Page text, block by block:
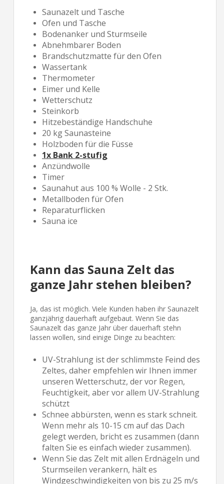
Saunazelt und Tasche
Ofen und Tasche
Bodenanker und Sturmseile
Abnehmbarer Boden
Brandschutzmatte für den Ofen
Wassertank
Thermometer
Eimer und Kelle
Wetterschutz
Steinkorb
Hitzebeständige Handschuhe
20 kg Saunasteine
Holzboden für die Füsse
1x Bank 2-stufig
Anzündwolle
Timer
Saunahut aus 100 % Wolle - 2 Stk.
Metallboden für Ofen
Reparaturflicken
Sauna ice
Kann das Sauna Zelt das
ganze Jahr stehen bleiben?
Ja, das ist möglich. Viele Kunden haben ihr Saunazelt
ganzjährig dauerhaft aufgebaut. Wenn Sie das
Saunazelt das ganze Jahr über dauerhaft stehn
lassen wollen, sind einige Dinge zu beachten:
UV-Strahlung ist der schlimmste Feind des
Zeltes, daher empfehlen wir Ihnen immer
unseren Wetterschutz, der vor Regen,
Feuchtigkeit, aber vor allem UV-Strahlung
schützt
Schnee abbürsten, wenn es stark schneit.
Wenn mehr als 10-15 cm auf das Dach
gelegt werden, bricht es zusammen (dann
falten Sie es einfach wieder zusammen).
Wenn Sie das Zelt mit allen Erdnägeln und
Sturmseilen verankern, hält es
Windgeschwindigkeiten von bis zu 25 m/s